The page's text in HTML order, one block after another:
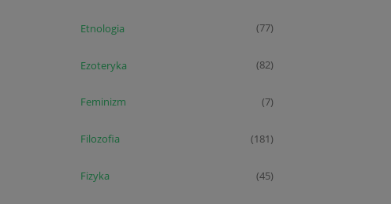
Etnologia (77)
Ezoteryka (82)
Feminizm (7)
Filozofia (181)
Fizyka (45)